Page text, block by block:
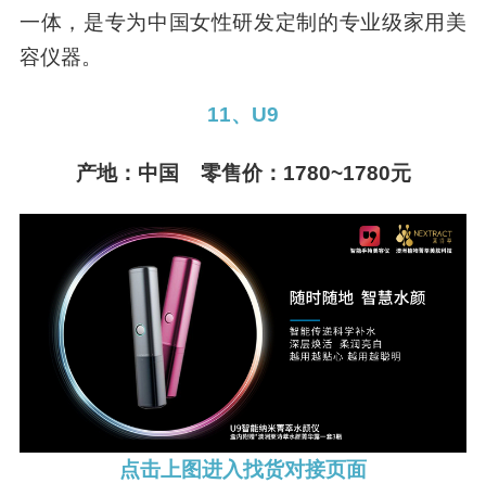
一体，是专为中国女性研发定制的专业级家用美
容仪器。
11、U9
产地：中国 零售价：1780~1780元
点击上图进入找货对接页面